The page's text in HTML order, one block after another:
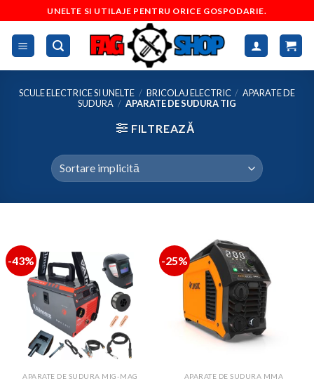
to
content
UNELTE SI UTILAJE PENTRU ORICE GOSPODARIE.
SCULE ELECTRICE SI UNELTE / BRICOLAJ ELECTRIC / APARATE DE
SUDURA / APARATE DE SUDURA TIG
FILTREAZĂ
-43%
APARATE DE SUDURA MIG-MAG
-25%
APARATE DE SUDURA MMA